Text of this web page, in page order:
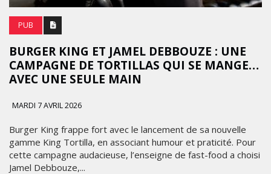
PUB
BURGER KING ET JAMEL DEBBOUZE : UNE
CAMPAGNE DE TORTILLAS QUI SE MANGE…
AVEC UNE SEULE MAIN
MARDI 7 AVRIL 2026
Burger King frappe fort avec le lancement de sa nouvelle
gamme King Tortilla, en associant humour et praticité. Pour
cette campagne audacieuse, l’enseigne de fast-food a choisi
Jamel Debbouze,...